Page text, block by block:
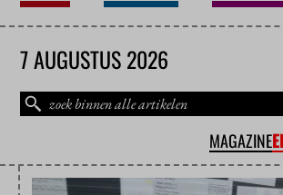
7 AUGUSTUS 2026
MAGAZINE